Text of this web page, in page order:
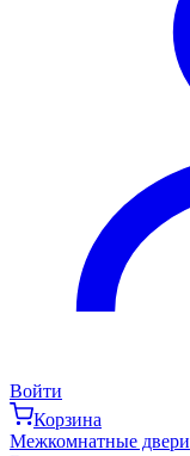
Войти
Корзина
Межкомнатные двери